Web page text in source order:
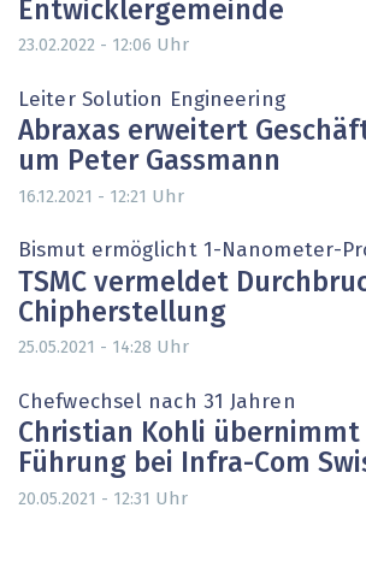
Entwicklergemeinde
23.02.2022 - 12:06 Uhr
Leiter Solution Engineering
Abraxas erweitert
um Peter Gassmann
16.12.2021 - 12:21 Uhr
Bismut ermöglicht 1-Nanometer-
TSMC vermeldet
Chipherstellung
25.05.2021 - 14:28 Uhr
Chefwechsel nach 31 Jahren
Christian Kohli übernimmt
Führung bei Infra-Com
20.05.2021 - 12:31 Uhr